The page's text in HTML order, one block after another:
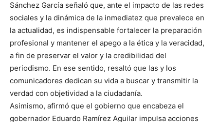
Sánchez García señaló que, ante el impacto de las redes
sociales y la dinámica de la inmediatez que prevalece en
la actualidad, es indispensable fortalecer la preparación
profesional y mantener el apego a la ética y la veracidad,
a fin de preservar el valor y la credibilidad del
periodismo. En ese sentido, resaltó que las y los
comunicadores dedican su vida a buscar y transmitir la
verdad con objetividad a la ciudadanía.
Asimismo, afirmó que el gobierno que encabeza el
gobernador Eduardo Ramírez Aguilar impulsa acciones